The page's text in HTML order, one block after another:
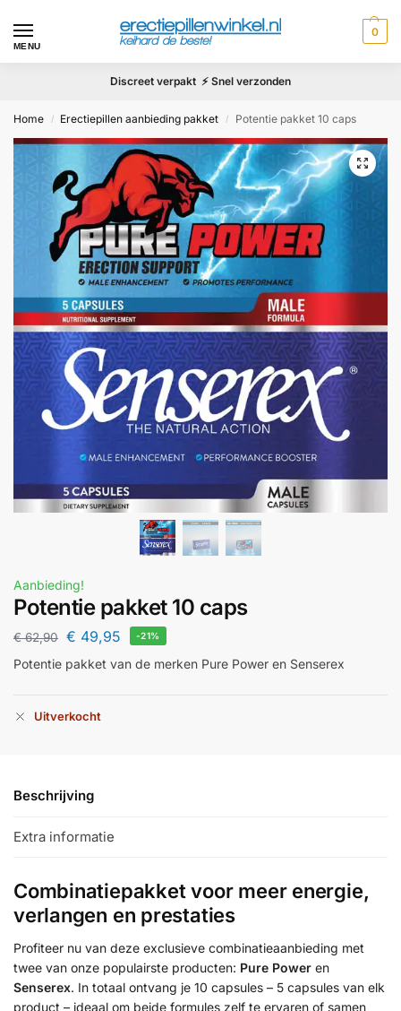
MENU
0
Discreet verpakt ⚡ Snel verzonden
Home / Erectiepillen aanbieding pakket / Potentie pakket 10 caps
Aanbieding!
Potentie pakket 10 caps
€62,90 € 49,95 -21%
Potentie pakket van de merken Pure Power en Senserex
Uitverkocht
Beschrijving
Extra informatie
Combinatiepakket voor meer energie,
verlangen en prestaties
Profiteer nu van deze exclusieve combinatieaanbieding met
twee van onze populairste producten: Pure Power en
Senserex. In totaal ontvang je 10 capsules – 5 capsules van elk
product – ideaal om beide formules zelf te ervaren of samen